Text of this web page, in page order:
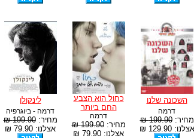
השכונה שלנו
דרמה
מחיר:199.90 ₪
אצלנו: 129.90 ₪
כחול הוא הצבע
החם ביותר
דרמה
מחיר:199.90 ₪
אצלנו: 79.90 ₪
לינקולן
דרמה - ביוגרפיה
מחיר:199.90 ₪
אצלנו: 79.90 ₪